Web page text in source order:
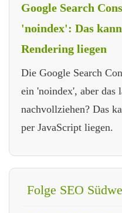
Google Search
'noindex': Das
Rendering liegen
Die Google Search
ein 'noindex', aber das
nachvollziehen? Das
per JavaScript liegen.
Folge SEO